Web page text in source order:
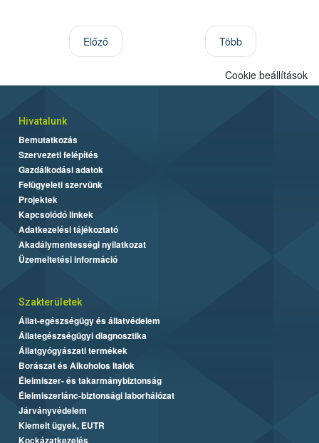
Előző Több
Cookie beállítások
Hivatalunk
Bemutatkozás
Szervezeti felépítés
Gazdálkodási adatok
Felügyeleti szervünk
Projektek
Kapcsolódó linkek
Adatkezelési tájékoztató
Akadálymentességi nyilatkozat
Üzemeltetési információ
Szakterületek
Állat-egészségügy és állatvédelem
Állategészségügyi diagnosztika
Állatgyógyászati termékek
Borászat és Alkoholos Italok
Élelmiszer- és takarmánybiztonság
Élelmiszerlánc-biztonsági laborhálózat
Járványvédelem
Kiemelt ügyek, EUTR
Kockázatkezelés